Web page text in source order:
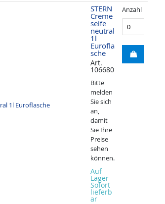
STERN
Creme
seife
neutral
1l
Eurofla
sche
Art.
106680
Bitte
melden
Sie sich
an,
damit
Sie Ihre
Preise
sehen
können.
Auf
Lager -
Sofort
lieferb
ar
Anzahl